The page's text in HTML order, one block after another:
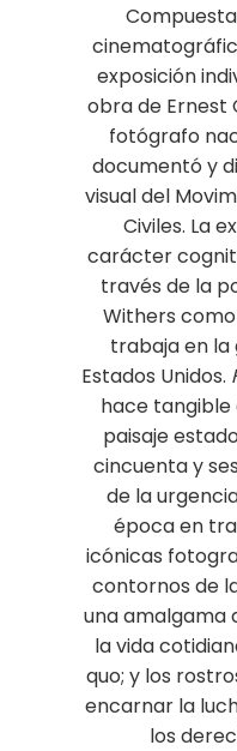
exposición
obra de Ernest
fotógrafo
documentó y
visual del
Civiles. La
carácter
través de la
Withers
trabaja en la
Estados Unidos.
hace
paisaje
cincuenta y
de la
época en
icónicas
contornos de
una amalgama
la vida
quo; y los
encarnar la
los